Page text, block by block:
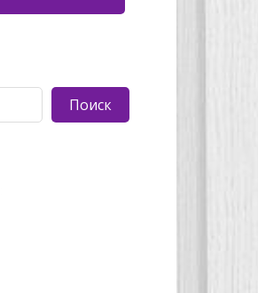
Поиск